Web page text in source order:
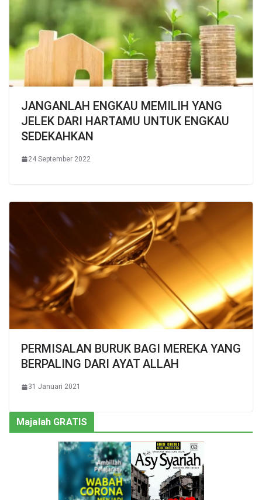
JANGANLAH ENGKAU MEMILIH YANG
JELEK DARI HARTAMU UNTUK ENGKAU
SEDEKAHKAN
24 September 2022
PERMISALAN BURUK BAGI MEREKA YANG
BERPALING DARI AYAT ALLAH
31 Januari 2021
Majalah GRATIS